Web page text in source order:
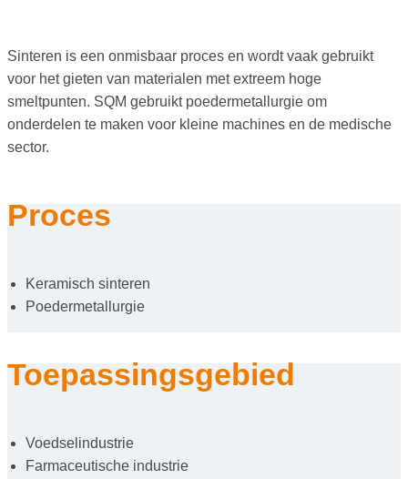
Sinteren is een onmisbaar proces en wordt vaak gebruikt
voor het gieten van materialen met extreem hoge
smeltpunten. SQM gebruikt poedermetallurgie om
onderdelen te maken voor kleine machines en de medische
sector.
Proces
Keramisch sinteren
Poedermetallurgie
Toepassingsgebied
Voedselindustrie
Farmaceutische industrie